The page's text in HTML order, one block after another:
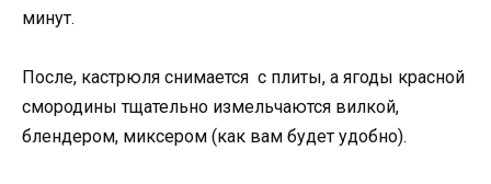
минут.
После, кастрюля снимается с плиты, а ягоды красной
смородины тщательно измельчаются вилкой,
блендером, миксером (как вам будет удобно).